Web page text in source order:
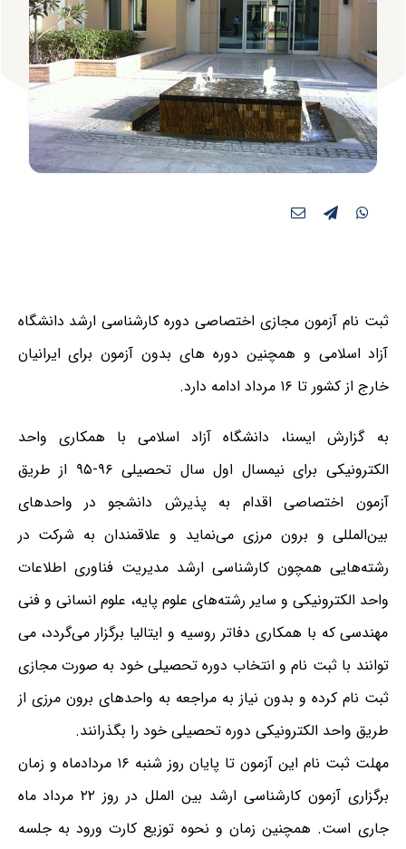
ثبت نام آزمون مجازی اختصاصی دوره کارشناسی ارشد دانشگاه
آزاد اسلامی و همچنین دوره های بدون آزمون برای ایرانیان
خارج از کشور تا ۱۶ مرداد ادامه دارد.
به گزارش ایسنا، دانشگاه آزاد اسلامی با همکاری واحد
الکترونیکی برای نیمسال اول سال تحصیلی ۹۶-۹۵ از طریق
آزمون اختصاصی اقدام به پذیرش دانشجو در واحدهای
بین‌المللی و برون مرزی می‌نماید و علاقمندان به شرکت در
رشته‌هایی همچون کارشناسی ارشد مدیریت فناوری اطلاعات
واحد الکترونیکی و سایر رشته‌های علوم پایه، علوم انسانی و فنی
مهندسی که با همکاری دفاتر روسیه و ایتالیا برگزار می‌گردد، می
توانند با ثبت نام و انتخاب دوره تحصیلی خود به صورت مجازی
ثبت نام کرده و بدون نیاز به مراجعه به واحدهای برون مرزی از
طریق واحد الکترونیکی دوره تحصیلی خود را بگذرانند.
مهلت ثبت نام این آزمون تا پایان روز شنبه ۱۶ مردادماه و زمان
برگزاری آزمون کارشناسی ارشد بین الملل در روز ۲۲ مرداد ماه
جاری است. همچنین زمان و نحوه توزیع کارت ورود به جلسه